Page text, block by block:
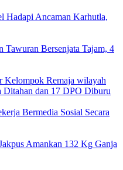
Hadapi Ancaman Karhutla,
Tawuran Bersenjata Tajam, 4
Kelompok Remaja wilayah
Ditahan dan 17 DPO Diburu
Bermedia Sosial Secara
Amankan 132 Kg Ganja